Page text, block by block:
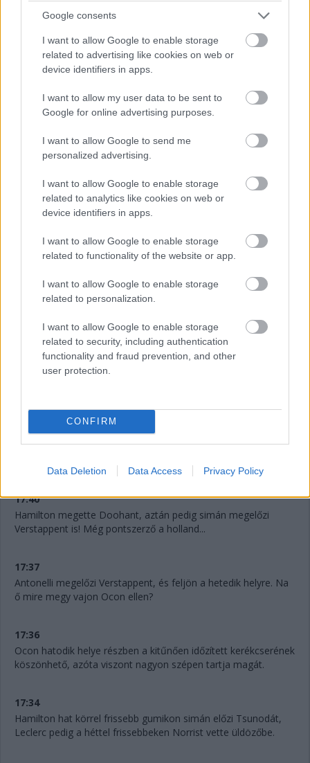
Google consents
I want to allow Google to enable storage
related to advertising like cookies on web or
device identifiers in apps.
I want to allow my user data to be sent to
Google for online advertising purposes.
I want to allow Google to send me
personalized advertising.
I want to allow Google to enable storage
related to analytics like cookies on web or
device identifiers in apps.
I want to allow Google to enable storage
related to functionality of the website or app.
I want to allow Google to enable storage
related to personalization.
I want to allow Google to enable storage
related to security, including authentication
functionality and fraud prevention, and other
user protection.
CONFIRM
Data Deletion Data Access Privacy Policy
Leclerc megtámadta Norrist a célegyenes végén, de annyira
mélyet fékezett, hogy onnan nem lehetett befejezni az
Antonelli utolsó figyelmeztetést kap a pályahatárok miatt (a
Egy pillanatnyi állás 23 kör után:
17:41
Verstappent már Doohan is támadja! Micsoda élmény ez a
17:40
Hamilton megette Doohant, aztán pedig simán megelőzi
Verstappent is! Még pontszerző a holland...
17:37
Antonelli megelőzi Verstappent, és feljön a hetedik helyre. Na
ő mire megy vajon Ocon ellen?
17:36
Ocon hatodik helye részben a kitűnően időzített kerékcserének
köszönhető, azóta viszont nagyon szépen tartja magát.
17:34
Hamilton hat körrel frissebb gumikon simán előzi Tsunodát,
Leclerc pedig a héttel frissebbeken Norrist vette üldözőbe.